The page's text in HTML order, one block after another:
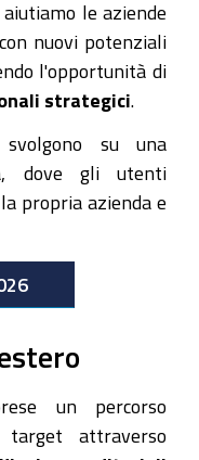
aiutiamo le aziende
nuovi potenziali
l'opportunità di
strategici
su una
dove gli utenti
propria azienda e
un percorso
attraverso